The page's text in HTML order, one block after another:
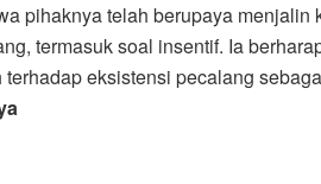
pihaknya telah berupaya
termasuk soal insentif. Ia
eksistensi pecalang